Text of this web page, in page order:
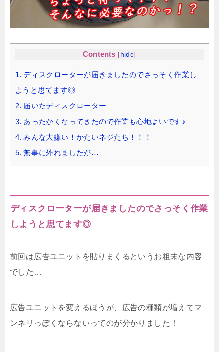
Contents [hide]
1. ディスクローターが届きましたのでさっそく作業し
ようと思てます◎
2. 届いたディスクローター
3. あったかくなってきたので作業も心地よいです♪
4. みんな大嫌い！かたいネジたち！！！
5. 無事に外れましたが…
ディスクローターが届きましたのでさっそく作業
しようと思てます◎
前回は広告ユニットを貼りまくるというお粗末な内容
でした…
広告ユニットを変えるほうが、広告の種類が増えてマ
ンネリっぽくならないってのが分かりました！